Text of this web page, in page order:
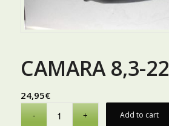
CAMARA 8,3-22
24,95€
Add to cart